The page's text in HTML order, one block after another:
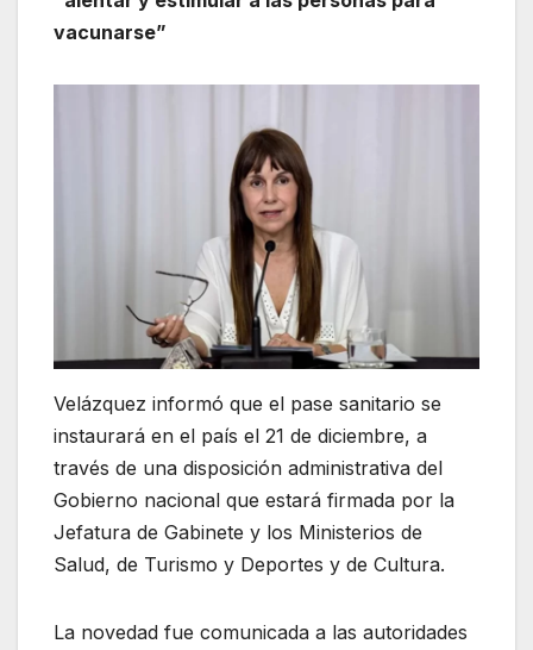
vacunarse”
Velázquez informó que el pase sanitario se
instaurará en el país el 21 de diciembre, a
través de una disposición administrativa del
Gobierno nacional que estará firmada por la
Jefatura de Gabinete y los Ministerios de
Salud, de Turismo y Deportes y de Cultura.
La novedad fue comunicada a las autoridades